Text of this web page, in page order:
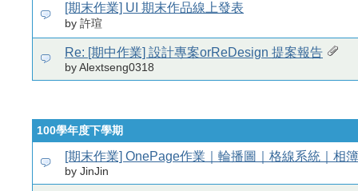
[期末作業] UI 期末作品線上發表
by 許瑄
Re: [期中作業] 設計專案orReDesign 提案報告
by Alextseng0318
100學年度下學期
[期末作業] OnePage作業｜輪播圖｜格線系統｜相
by JinJin